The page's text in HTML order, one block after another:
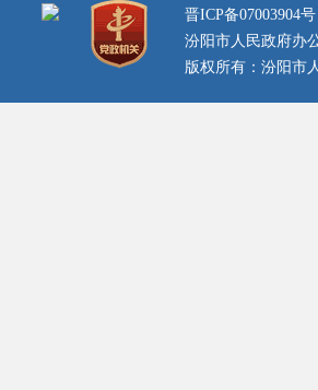
晋ICP备07003904号
汾阳市人民政府办
版权所有：汾阳市